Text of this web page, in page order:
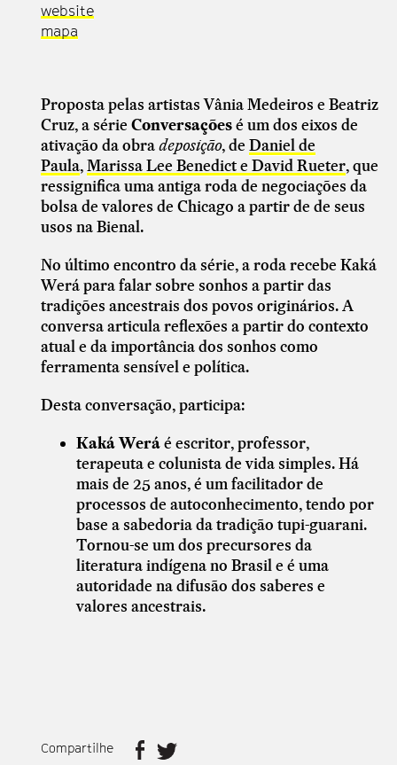
website
mapa
Proposta pelas artistas Vânia Medeiros e Beatriz
Cruz, a série Conversaçõesé um dos eixos de
ativação da obradeposição, de Daniel de
Paula,Marissa Lee Benedict e David Rueter, que
ressignifica uma antiga roda de negociações da
bolsa de valores de Chicago a partir de de seus
usos na Bienal.
No último encontro da série, a roda recebe Kaká
Werá para falar sobre sonhos a partir das
tradições ancestrais dos povos originários. A
conversa articula reflexões a partir do contexto
atual e da importância dos sonhos como
ferramenta sensível e política.
Desta conversação, participa:
Kaká Weráé escritor, professor,
terapeuta e colunista de vida simples. Há
mais de 25 anos, é um facilitador de
processos de autoconhecimento, tendo por
base a sabedoria da tradição tupi-guarani.
Tornou-se um dos precursores da
literatura indígena no Brasil e é uma
autoridade na difusão dos saberes e
valores ancestrais.
Compartilhe